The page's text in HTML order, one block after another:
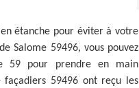
étanche pour éviter à votre
Salome 59496, vous pouvez
59 pour prendre en main
façadiers 59496 ont reçu les